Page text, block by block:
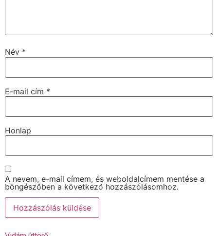
Név *
E-mail cím *
Honlap
A nevem, e-mail címem, és weboldalcímem mentése a
böngészőben a következő hozzászólásomhoz.